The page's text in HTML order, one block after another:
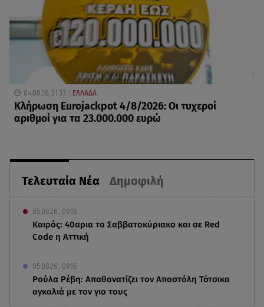
Τελευταία Νέα Δημοφιλή
05.08.26 , 09:18
Καιρός: 40αρια το Σαββατοκύριακο και σε Red
Code η Αττική
05.08.26 , 09:16
Ρούλα Ρέβη: Απαθανατίζει τον Αποστόλη Τότσικα
αγκαλιά με τον γιο τους
04.08.26, 21:33 ΕΛΛΑΔΑ
Κλήρωση Eurojackpot 4/8/2026: Οι τυχεροί
αριθμοί για τα 23.000.000 ευρώ